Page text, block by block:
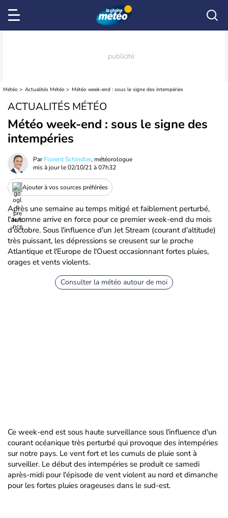
Météo Actualités Météo Météo week-end : sous le signe des intempéries
ACTUALITÉS MÉTÉO
Météo week-end : sous le signe des
intempéries
ParFlorent Schindler, météorologue
mis à jour le02/10/21 à 07h32
Ajouter à vos sources préférées
Après une semaine au temps mitigé et faiblement perturbé,
l'automne arrive en force pour ce premier week-end du mois
d'octobre. Sous l'influence d'un Jet Stream (courant d'altitude)
très puissant, les dépressions se creusent sur le proche
Atlantique et l'Europe de l'Ouest occasionnant fortes pluies,
orages et vents violents.
Consulter la météo autour de moi
Ce week-end est sous haute surveillance sous l'influence d'un
courant océanique très perturbé qui provoque des intempéries
sur notre pays. Le vent fort et les cumuls de pluie sont à
surveiller. Le début des intempéries se produit ce samedi
après-midi pour l'épisode de vent violent au nord et dimanche
pour les fortes pluies orageuses dans le sud-est.